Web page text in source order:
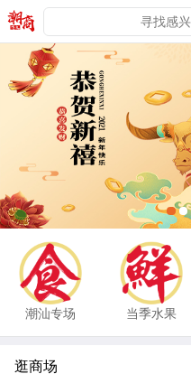
潮汕专场 当季水果
逛商场